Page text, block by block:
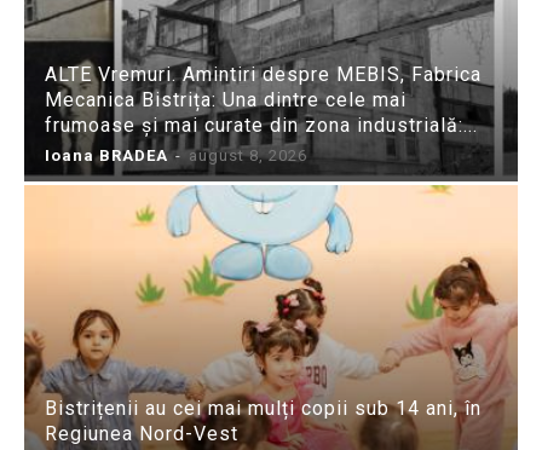
ALTE Vremuri. Amintiri despre MEBIS, Fabrica
Mecanica Bistrița: Una dintre cele mai
frumoase și mai curate din zona industrială:...
Ioana BRADEA - august 8, 2026
Bistrițenii au cei mai mulți copii sub 14 ani, în
Regiunea Nord-Vest